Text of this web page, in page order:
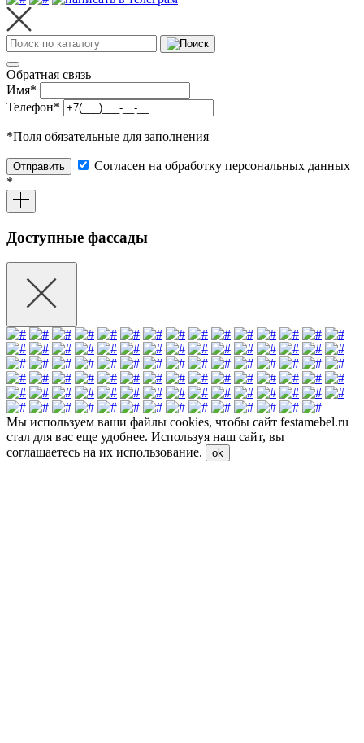
Обратная связь
Имя*
Телефон*
*Поля обязательные для заполнения
Отправить
Согласен на обработку персональных данных
*
Доступные фассады
Мы используем ваши файлы cookies, чтобы сайт festamebel.ru
стал для вас еще удобнее. Используя наш сайт, вы
соглашаетесь на их использование.